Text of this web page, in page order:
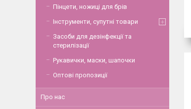
Пінцети, ножиці для брів
Інструменти, супутні товари
Засоби для дезінфекції та
стерилізації
Рукавички, маски, шапочки
Оптові пропозиції
Про нас